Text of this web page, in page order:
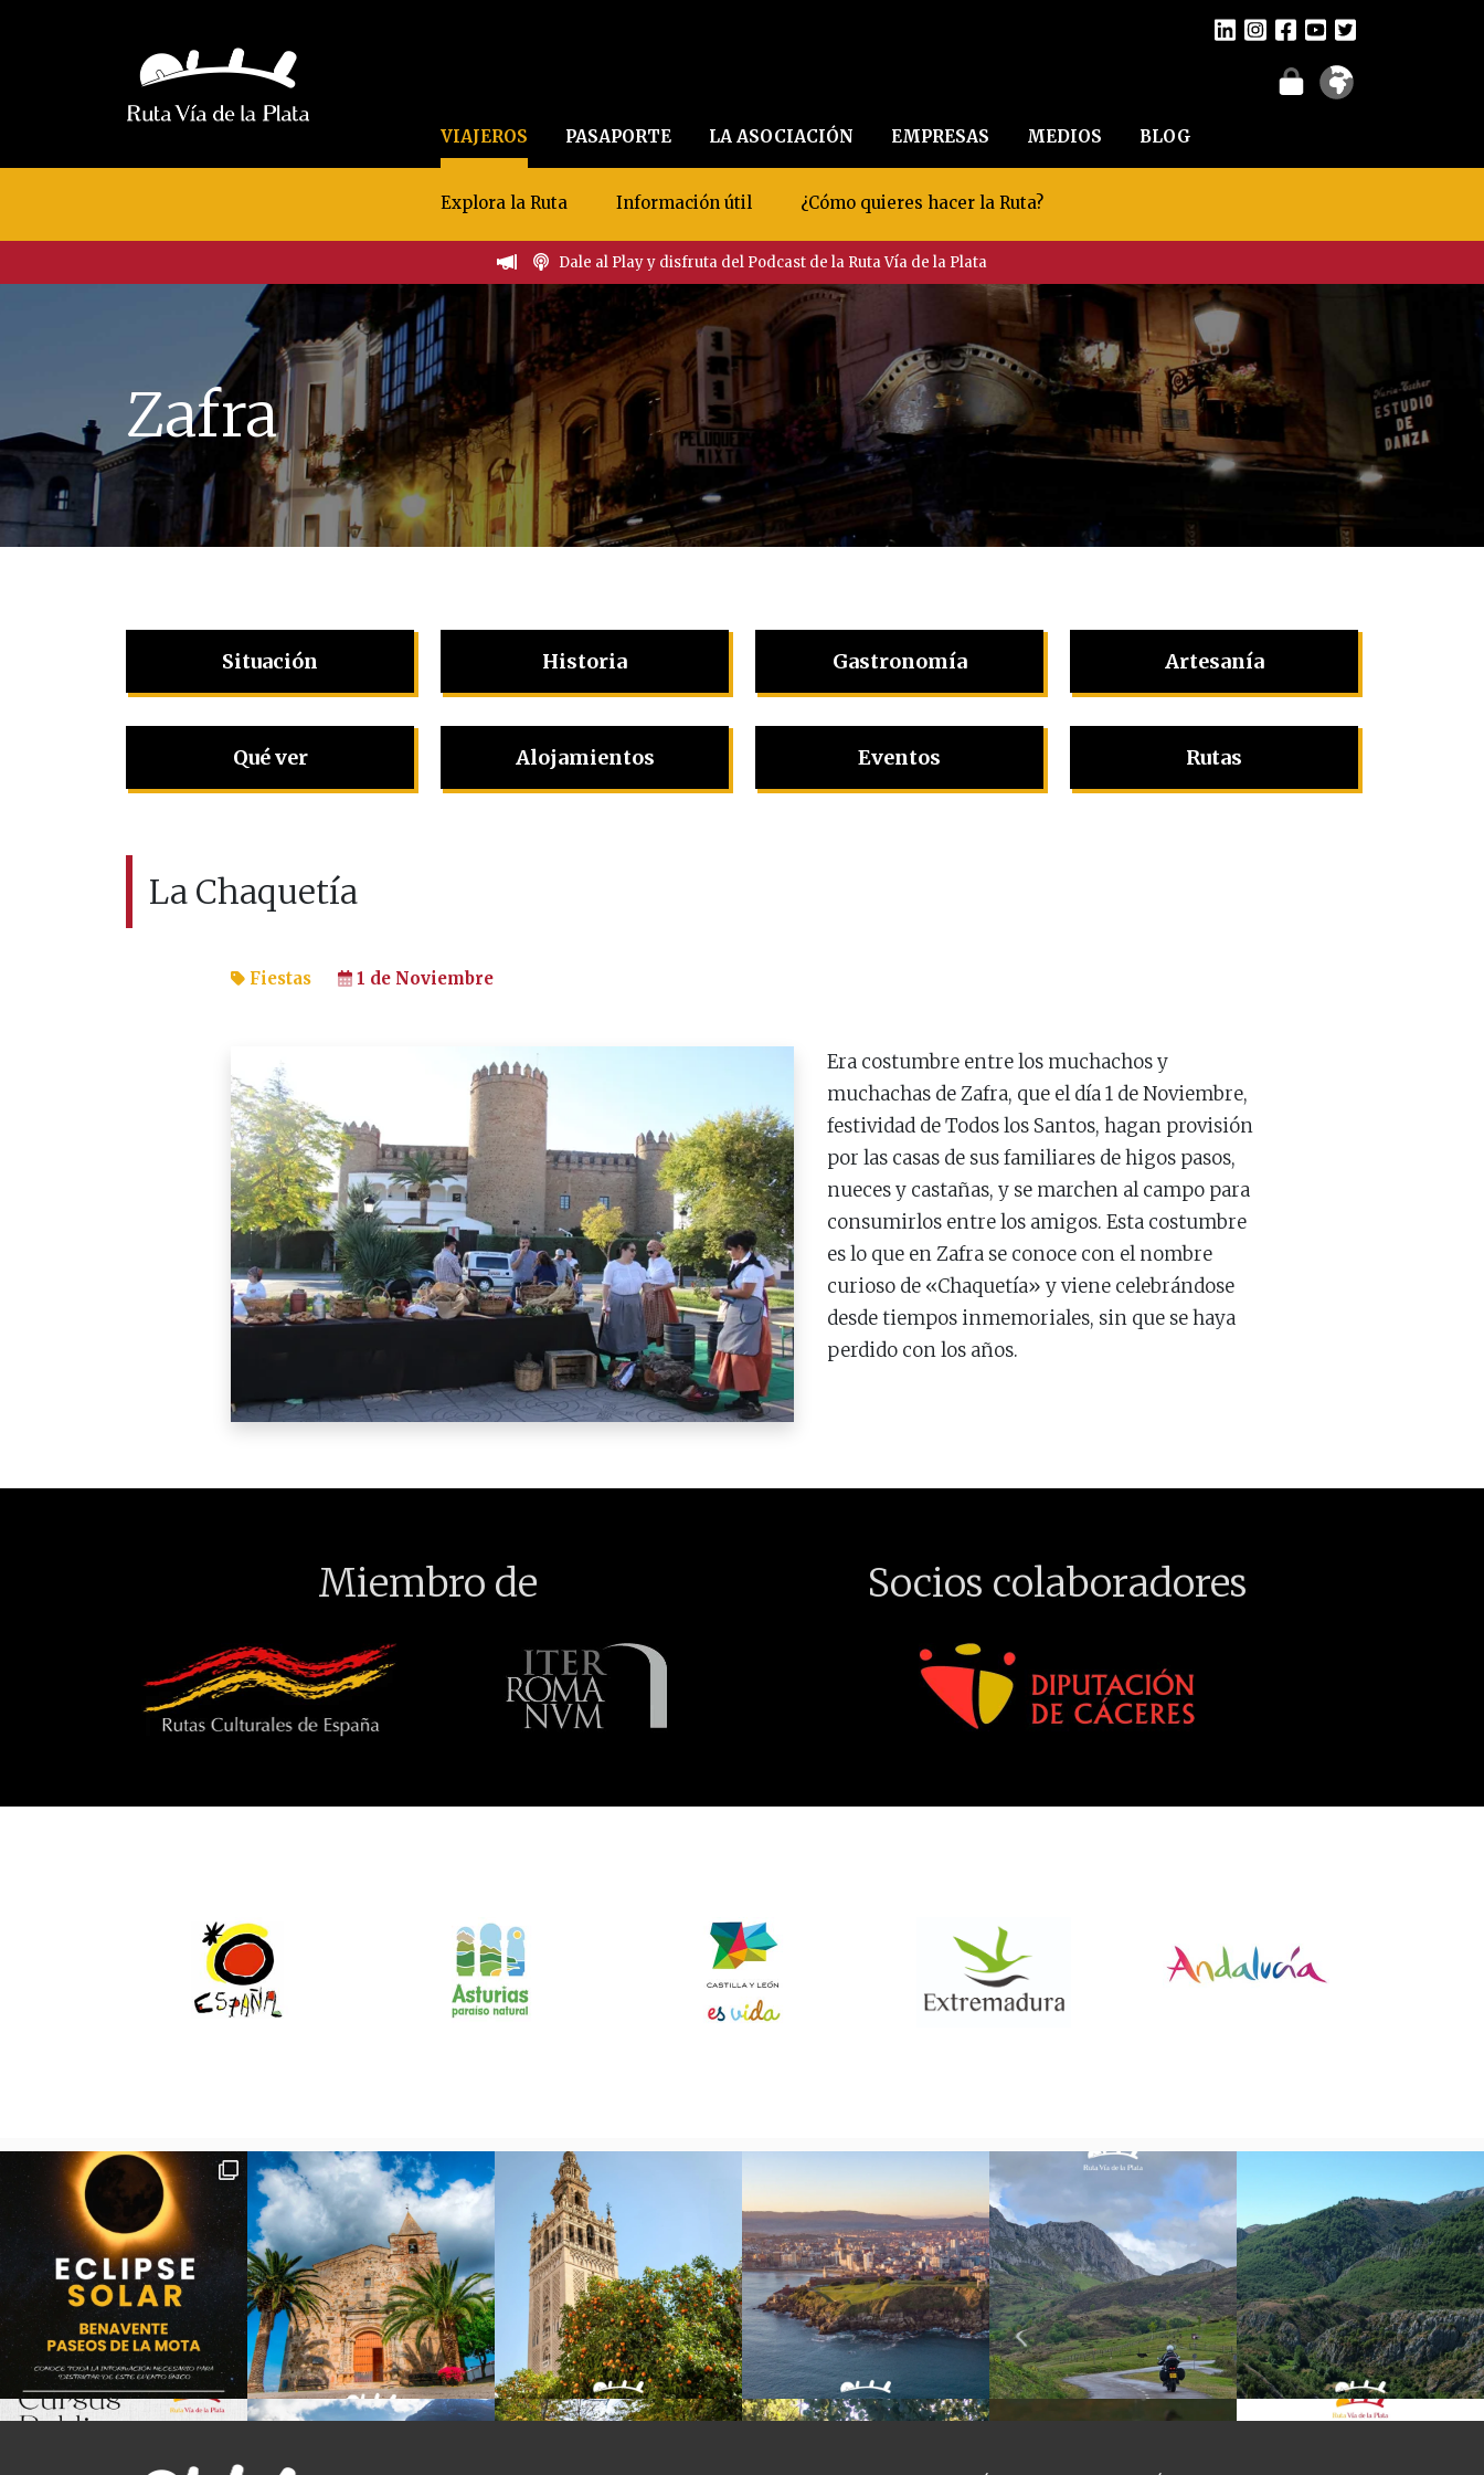
VIAJEROS PASAPORTE LA ASOCIACIÓN EMPRESAS MEDIOS BLOG
Explora la Ruta Información útil ¿Cómo quieres hacer la Ruta?
Dale al Play y disfruta del Podcast de la Ruta Vía de la Plata
Zafra
Situación Historia
Qué ver Alojamientos
Gastronomía Artesanía
Eventos Rutas
La Chaquetía
Fiestas 1 de Noviembre
Era costumbre entre los muchachos y
muchachas de Zafra, que el día 1 de Noviembre,
festividad de Todos los Santos, hagan provisión
por las casas de sus familiares de higos pasos,
nueces y castañas, y se marchen al campo para
consumirlos entre los amigos. Esta costumbre
es lo que en Zafra se conoce con el nombre
curioso de «Chaquetía» y viene celebrándose
desde tiempos inmemoriales, sin que se haya
perdido con los años.
Miembro de Socios colaboradores